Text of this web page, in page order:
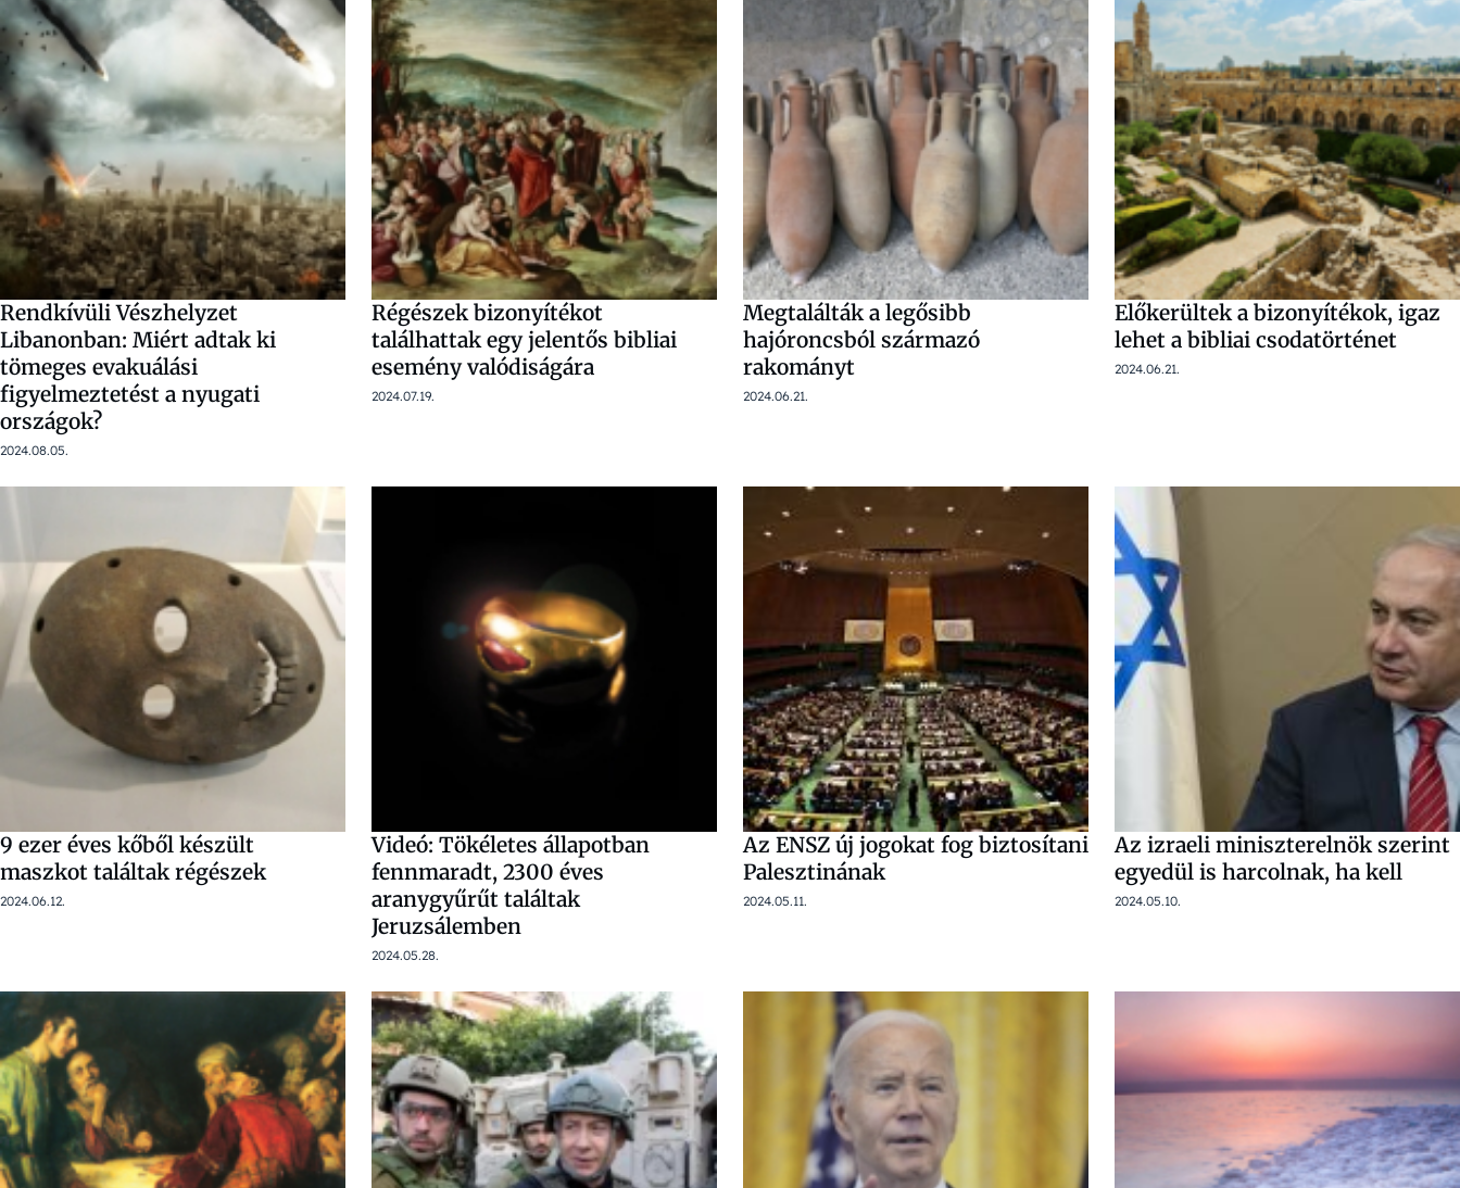
Rendkívüli Vészhelyzet
Libanonban: Miért adtak ki
tömeges evakuálási
figyelmeztetést a nyugati
országok?
2024.08.05.
Régészek bizonyítékot
találhattak egy jelentős bibliai
esemény valódiságára
2024.07.19.
Megtalálták a legősibb
hajóroncsból származó
rakományt
2024.06.21.
Előkerültek a bizonyítékok, igaz
lehet a bibliai csodatörténet
2024.06.21.
9 ezer éves kőből készült
maszkot találtak régészek
2024.06.12.
Videó: Tökéletes állapotban
fennmaradt, 2300 éves
aranygyűrűt találtak
Jeruzsálemben
2024.05.28.
Az ENSZ új jogokat fog biztosítani
Palesztinának
2024.05.11.
Az izraeli miniszterelnök szerint
egyedül is harcolnak, ha kell
2024.05.10.